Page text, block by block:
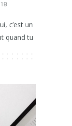
c’est un
quand tu